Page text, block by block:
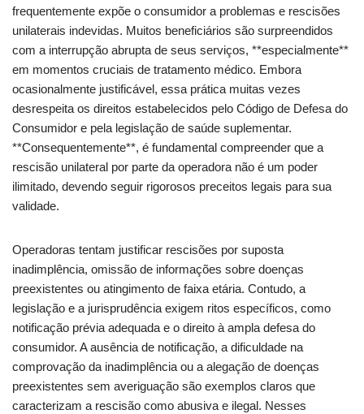
frequentemente expõe o consumidor a problemas e rescisões
unilaterais indevidas. Muitos beneficiários são surpreendidos
com a interrupção abrupta de seus serviços, **especialmente**
em momentos cruciais de tratamento médico. Embora
ocasionalmente justificável, essa prática muitas vezes
desrespeita os direitos estabelecidos pelo Código de Defesa do
Consumidor e pela legislação de saúde suplementar.
**Consequentemente**, é fundamental compreender que a
rescisão unilateral por parte da operadora não é um poder
ilimitado, devendo seguir rigorosos preceitos legais para sua
validade.
Operadoras tentam justificar rescisões por suposta
inadimplência, omissão de informações sobre doenças
preexistentes ou atingimento de faixa etária. Contudo, a
legislação e a jurisprudência exigem ritos específicos, como
notificação prévia adequada e o direito à ampla defesa do
consumidor. A ausência de notificação, a dificuldade na
comprovação da inadimplência ou a alegação de doenças
preexistentes sem averiguação são exemplos claros que
caracterizam a rescisão como abusiva e ilegal. Nesses